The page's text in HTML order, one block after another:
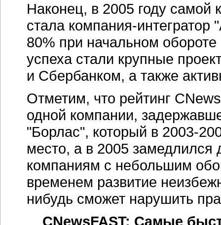
Наконец, в 2005 году самой
стала компания-интегратор
80% при начальном
успеха стали крупные
и Сбербанком, а также
Отметим, что рейтинг
одной компании,
"Борлас", который в 2003-
место, а в 2005 замедлился
компаниям с небольшим
временем развитие
нибудь сможет нарушить
CNewsFAST: Самые